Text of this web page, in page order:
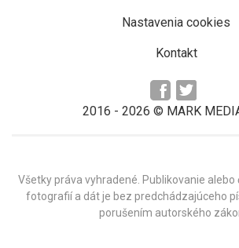
Nastavenia cookies
Kontakt
2016 - 2026 © MARK
Všetky práva vyhradené. Publikovanie alebo
fotografií a dát je bez predchádzajúceho
porušením autorského